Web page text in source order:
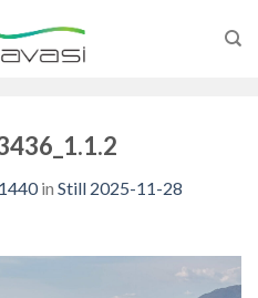
in Still 2025-11-28